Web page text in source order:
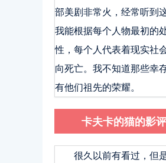
部美剧非常火，经常听到
我能根据每个人物最初的
性，每个人代表着现实社
向死亡。我不知道那些幸
有他们祖先的荣耀。
卡夫卡的猫的影评
很久以前有看过，但